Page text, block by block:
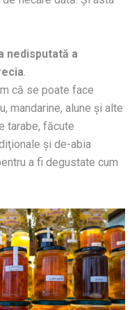
nedisputată a
că se poate face
mandarine, alune şi alte
tarabe, făcute
şi de-abia
a fi degustate cum